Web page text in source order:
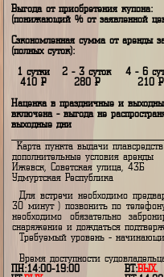
Варианты залога:
вариант 1 - 87300
вариант 2 - 78570P+
вариант 3 - 69840
вариант 4 - 61110P
+
Выгода от приобретения
(понижающий % от
(полных суток):
1 сутки
410Р
2 - 3 суток
280Р
4 - 6
Наценка в праздничные и
включена - выгода не
выходные дни
Карта пункта выдачи
дополнительные условия